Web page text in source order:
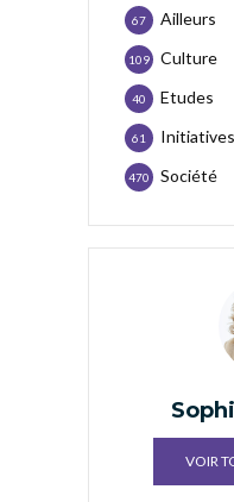
Ailleurs
67
Culture
109
Etudes
40
Initiatives
61
Société
470
VOIR